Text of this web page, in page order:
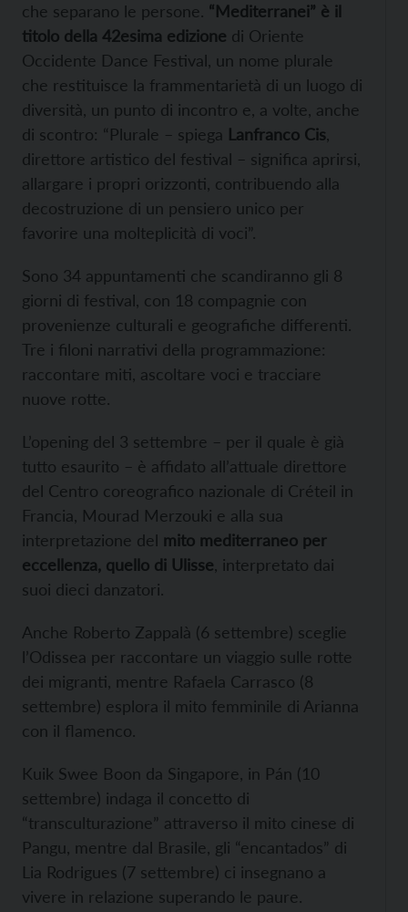
che separano le persone. “Mediterranei” è il
titolo della 42esima edizione di Oriente
Occidente Dance Festival, un nome plurale
che restituisce la frammentarietà di un luogo di
diversità, un punto di incontro e, a volte, anche
di scontro: “Plurale – spiega Lanfranco Cis
direttore artistico del festival – significa aprirsi,
allargare i propri orizzonti, contribuendo alla
decostruzione di un pensiero unico per
favorire una molteplicità di voci”.
Sono 34 appuntamenti che scandiranno gli 8
giorni di festival, con 18 compagnie con
provenienze culturali e geografiche differenti.
Tre i filoni narrativi della programmazione:
raccontare miti, ascoltare voci e tracciare
nuove rotte.
L’opening del 3 settembre – per il quale è già
tutto esaurito – è affidato all’attuale direttore
del Centro coreografico nazionale di Créteil in
Francia, Mourad Merzouki e alla sua
interpretazione del mito mediterraneo per
eccellenza, quello di Ulisse , interpretato dai
suoi dieci danzatori.
Anche Roberto Zappalà (6 settembre) sceglie
l’Odissea per raccontare un viaggio sulle rotte
dei migranti, mentre Rafaela Carrasco (8
settembre) esplora il mito femminile di Arianna
con il flamenco.
Kuik Swee Boon da Singapore, in Pán (10
settembre) indaga il concetto di
“transculturazione” attraverso il mito cinese di
Pangu, mentre dal Brasile, gli “encantados” di
Lia Rodrigues (7 settembre) ci insegnano a
vivere in relazione superando le paure.